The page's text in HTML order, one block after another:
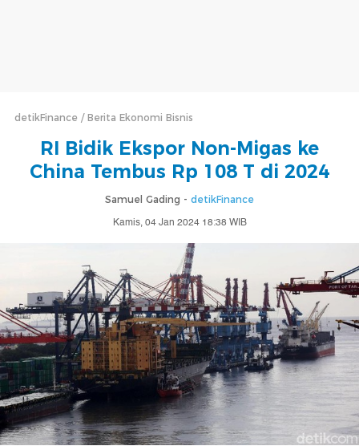
detikFinance Berita Ekonomi Bisnis
RI Bidik Ekspor Non-Migas ke
China Tembus Rp 108 T di 2024
Samuel Gading - detikFinance
Kamis, 04 Jan 2024 18:38 WIB